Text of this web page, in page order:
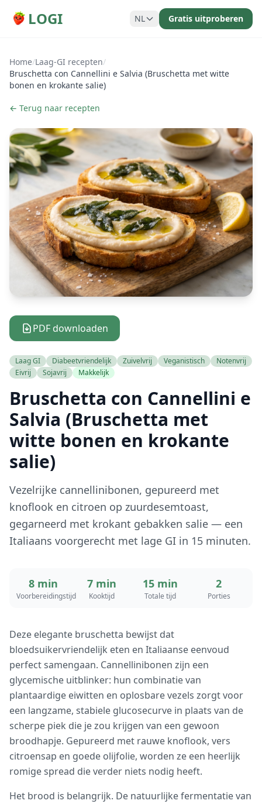
LOGI NL Gratis uitproberen
Home/Laag-GI recepten/
Bruschetta con Cannellini e Salvia (Bruschetta met witte
bonen en krokante salie)
← Terug naar recepten
PDF downloaden
Laag GI Diabeetvriendelijk Zuivelvrij Veganistisch
Notenvrij
Eivrij
Sojavrij Makkelijk
Bruschetta con Cannellini e
Salvia (Bruschetta met
witte bonen en krokante
salie)
Vezelrijke cannellinibonen, gepureerd met
knoflook en citroen op zuurdesemtoast,
gegarneerd met krokant gebakken salie — een
Italiaans voorgerecht met lage GI in 15 minuten.
8 min
Voorbereidingstijd
7 min
Kooktijd
15 min
Totale tijd
2
Porties
Deze elegante bruschetta bewijst dat
bloedsuikervriendelijk eten en Italiaanse eenvoud
perfect samengaan. Cannellinibonen zijn een
glycemische uitblinker: hun combinatie van
plantaardige eiwitten en oplosbare vezels zorgt voor
een langzame, stabiele glucosecurve in plaats van de
scherpe piek die je zou krijgen van een gewoon
broodhapje. Gepureerd met rauwe knoflook, vers
citroensap en goede olijfolie, worden ze een heerlijk
romige spread die verder niets nodig heeft.
Het brood is belangrijk. De natuurlijke fermentatie van